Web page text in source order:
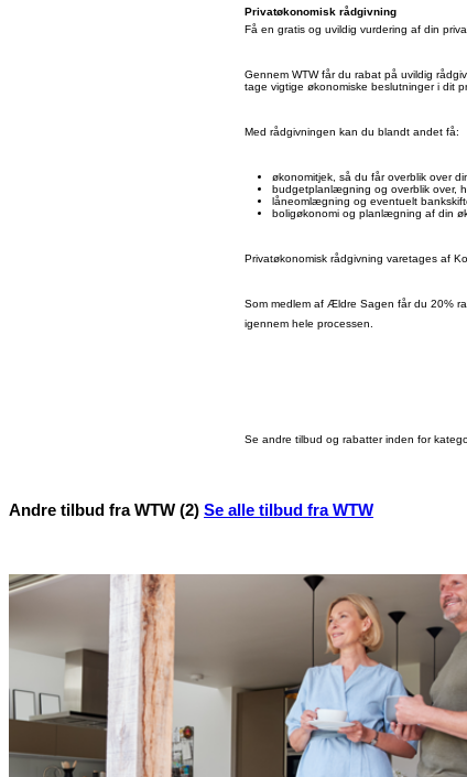
Privatøkonomisk rådgivning
Få en gratis og uvildig vurdering af din
Gennem WTW får du rabat på uvildig
tage vigtige økonomiske beslutninger i dit
Med rådgivningen kan du blandt andet få:
økonomitjek, så du får overblik over
budgetplanlægning og overblik over,
låneomlægning og eventuelt
boligøkonomi og planlægning af din
Privatøkonomisk rådgivning varetages af
Som medlem af Ældre Sagen får du 20%
igennem hele processen.
Se andre tilbud og rabatter inden for
Andre tilbud fra WTW (2) Se alle tilbud fra WTW